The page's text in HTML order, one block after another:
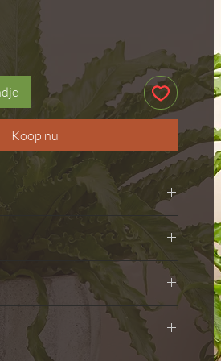
Koop nu
strengere vorst beschermen
zeker in warme periodes